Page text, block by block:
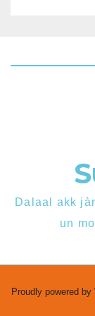
Dalaal akk
un
Proudly powered by